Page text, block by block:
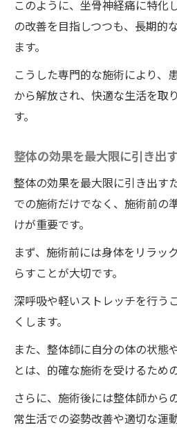
このように、坐骨神経痛に特化
の改善を目指しつつも、長期的
ます。
こうした専門的な施術により、
から解放され、快適な生活を取
す。
整体の効果を最大限に引き出
整体の効果を最大限に引き出す
での施術だけでなく、施術前の
けが重要です。
まず、施術前には身体をリラッ
らすことが大切です。
深呼吸や軽いストレッチを行う
くします。
また、整体師に自分の体の状態
とは、的確な施術を受けるため
さらに、施術後には整体師から
常生活での姿勢改善や適切な運